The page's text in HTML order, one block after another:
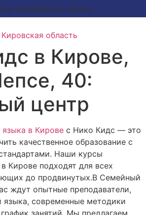
Кировская область
в Кирове,
40:
центр
языка в Кирове с Нико Кидс — это
качественное образование с
Наши курсы
Кирове подходят для всех
до продвинутых.В Семейный
ждут опытные преподаватели,
языка, современные методики
занятий. Мы предлагаем